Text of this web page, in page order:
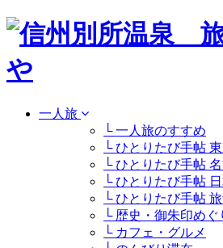
一人旅
└ 一人旅のすすめ
└ ひとりたび手帖
└ ひとりたび手帖
└ ひとりたび手帖
└ ひとりたび手帖
└ 歴史・御朱印めぐ
└ カフェ・グルメ